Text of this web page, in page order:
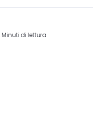
Minuti di lettura